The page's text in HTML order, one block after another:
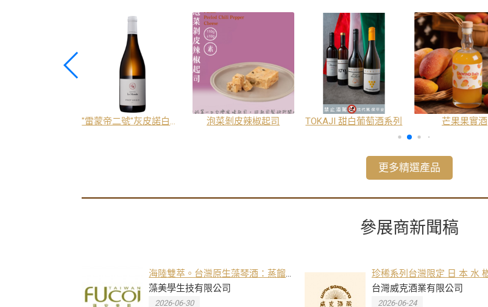
泡菜剝皮辣椒起司 TOKAJI 甜白葡萄酒系列 芒果果實酒
更多精選產品
參展商新聞稿
海陸雙萃。台灣原生藻琴酒：蒸餾
重生的養分，續寫台灣的風味史詩
藻美學生技有限公司
2026-06-30
珍稀系列台灣限定 日 本 水 楢 桶 熟
成 梅 酒
台灣威克酒業有限公司
2026-06-24